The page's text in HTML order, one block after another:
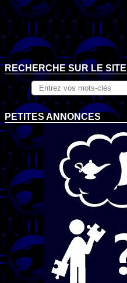
RECHERCHE SUR LE SITE
PETITES ANNONCES